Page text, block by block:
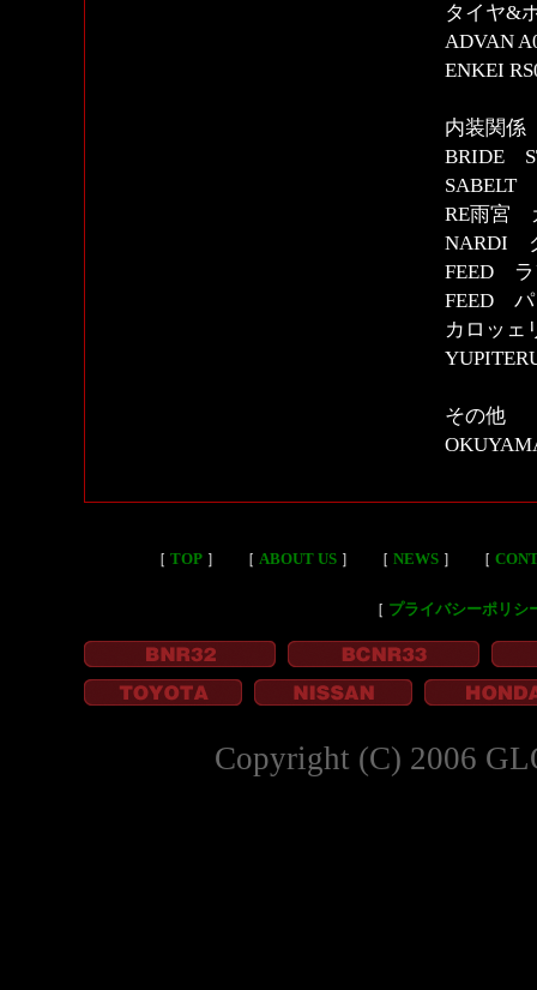
タイヤ&
ADVAN
ENKEI
内装関係
BRIDE
SABELT
RE雨宮
NARDI
FEED ラ
FEED パ
カロッェ
その他
［ TOP］ ［ ABOUT US］ ［ NEWS］ ［
［ プライバシーポリシ
Copyright (C) 2006